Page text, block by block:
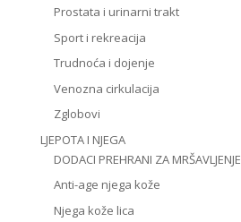
Prostata i urinarni trakt
Sport i rekreacija
Trudnoća i dojenje
Venozna cirkulacija
Zglobovi
LJEPOTA I NJEGA
DODACI PREHRANI ZA MRŠAVLJENJE
Anti-age njega kože
Njega kože lica